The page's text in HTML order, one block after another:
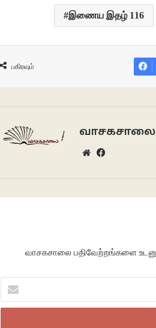
இணைய இதழ் 116
பகிரவும்
வாசகசாலை
Website
வாசகசாலை பதிவேற்றங்களை
மின்னஞ்சலைப்
உள்ளீடு